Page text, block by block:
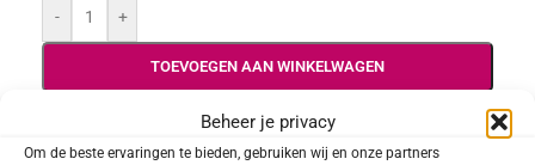
Beheer je privacy
Om de beste ervaringen te bieden, gebruiken wij en onze partners
- +
TOEVOEGEN AAN WINKELWAGEN
Toevoegen aan verlanglijst